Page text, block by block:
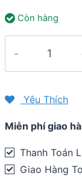
Còn hàng
thao
Headband
quantity
Yêu Thích
Miễn phí giao
Thanh Toán
Giao Hàng